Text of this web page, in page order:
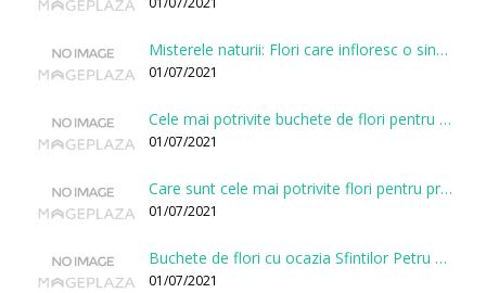
Misterele naturii: Flori care infloresc o singura data la cateva sute de ani
01/07/2021
Cele mai potrivite buchete de flori pentru onomastici
01/07/2021
Care sunt cele mai potrivite flori pentru prima intalnire?
01/07/2021
Buchete de flori cu ocazia Sfintilor Petru si Pavel
01/07/2021